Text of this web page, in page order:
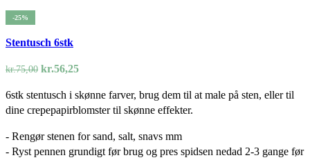
-25%
Stentusch 6stk
kr.75,00 Den
pris
var:
kr.56,25Den
pris
er:
6stk stentusch i skønne farver, brug dem til at male på sten, eller til
dine crepepapirblomster til skønne effekter.
- Rengør stenen for sand, salt, snavs mm
- Ryst pennen grundigt før brug og pres spidsen nedad 2-3 gange før